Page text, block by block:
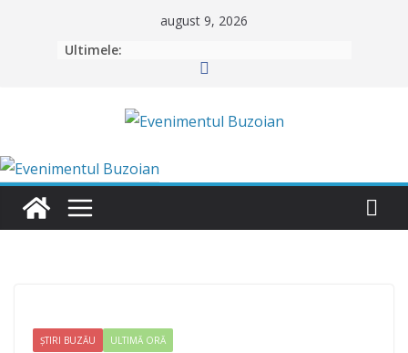
august 9, 2026
Ultimele:
ȘTIRI BUZĂU ULTIMĂ ORĂ